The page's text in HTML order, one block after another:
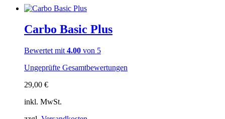
Carbo Basic Plus
Bewertet mit 4.00 von 5
Ungeprüfte Gesamtbewertungen
29,00 €
inkl. MwSt.